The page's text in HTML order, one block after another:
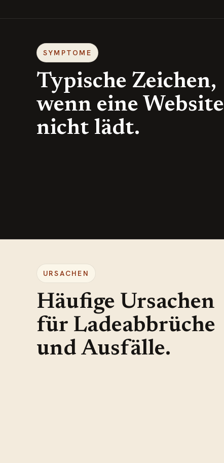
SYMPTOME
Typische Zeichen,
wenn eine Website
nicht lädt.
URSACHEN
Häufige Ursachen
für Ladeabbrüche
und Ausfälle.